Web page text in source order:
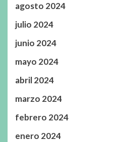
agosto 2024
julio 2024
junio 2024
mayo 2024
abril 2024
marzo 2024
febrero 2024
enero 2024